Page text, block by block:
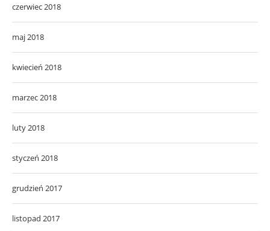
czerwiec 2018
maj 2018
kwiecień 2018
marzec 2018
luty 2018
styczeń 2018
grudzień 2017
listopad 2017